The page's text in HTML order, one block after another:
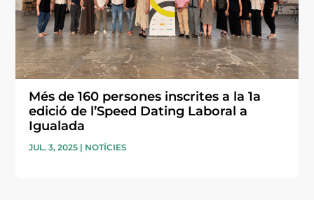
Més de 160 persones inscrites a la 1a
edició de l’Speed Dating Laboral a
Igualada
JUL. 3, 2025 | NOTÍCIES